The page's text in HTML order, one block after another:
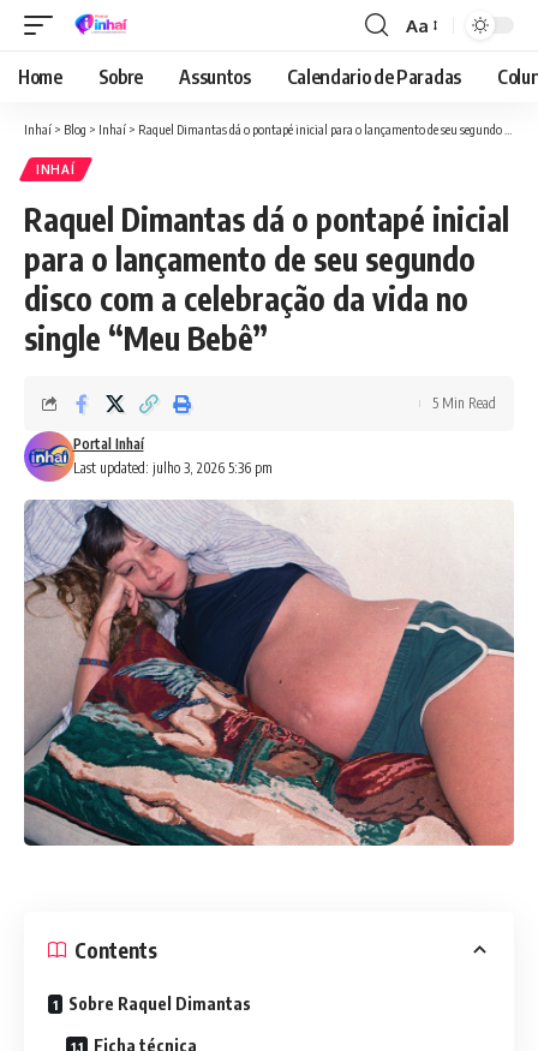
Font
Resizer
Aa
Home Sobre Assuntos Calendario de Paradas
Inhaí > Blog > Inhaí > Raquel Dimantas dá o pontapé inicial para o lançamento de seu segundo disco com a celebração da vida no single “Meu Bebê”
INHAÍ
Raquel Dimantas dá o pontapé inicial
para o lançamento de seu segundo
disco com a celebração da vida no
single “Meu Bebê”
Last updated: julho 3, 2026 5:36 pm
Portal Inhaí
5 Min Read
Contents
Sobre Raquel Dimantas
Ficha técnica